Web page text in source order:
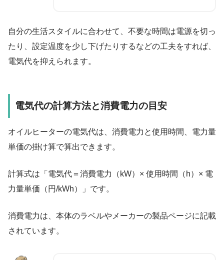
自分の生活スタイルに合わせて、不要な時間は電源を切っ
たり、設定温度を少し下げたりするなどの工夫をすれば、
電気代を抑えられます。
電気代の計算方法と消費電力の目安
オイルヒーターの電気代は、消費電力と使用時間、電力量
単価の掛け算で算出できます。
計算式は「電気代＝消費電力（kW）× 使用時間（h）× 電
力量単価（円/kWh）」です。
消費電力は、本体のラベルやメーカーの製品ページに記載
されています。